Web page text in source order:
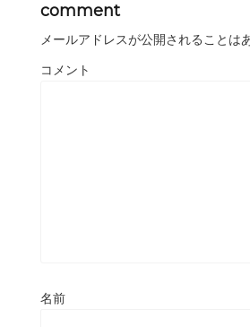
comment
メールアドレスが公開されることは
コメント
名前